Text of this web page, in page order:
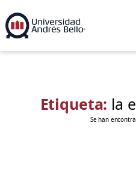
Etiqueta: la
Se han